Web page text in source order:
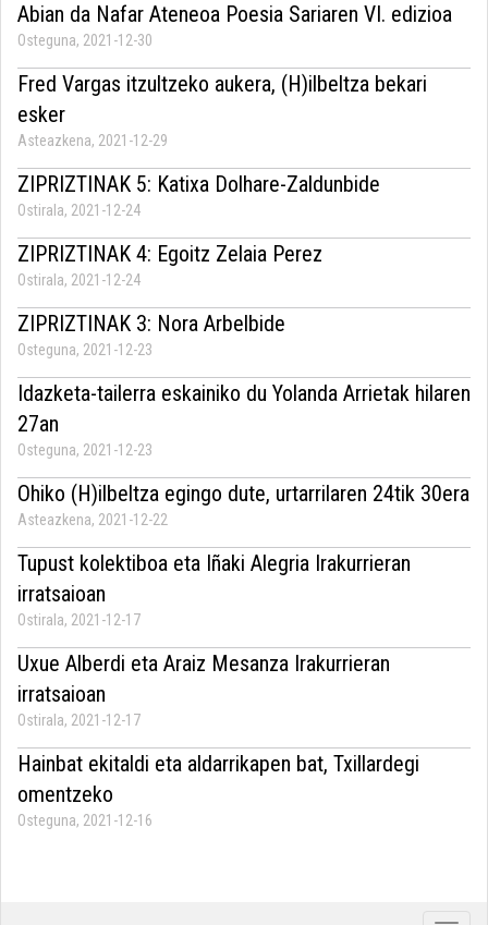
Abian da Nafar Ateneoa Poesia Sariaren VI. edizioa
Osteguna, 2021-12-30
Fred Vargas itzultzeko aukera, (H)ilbeltza bekari
esker
Asteazkena, 2021-12-29
ZIPRIZTINAK 5: Katixa Dolhare-Zaldunbide
Ostirala, 2021-12-24
ZIPRIZTINAK 4: Egoitz Zelaia Perez
Ostirala, 2021-12-24
ZIPRIZTINAK 3: Nora Arbelbide
Osteguna, 2021-12-23
Idazketa-tailerra eskainiko du Yolanda Arrietak hilaren
27an
Osteguna, 2021-12-23
Ohiko (H)ilbeltza egingo dute, urtarrilaren 24tik 30era
Asteazkena, 2021-12-22
Tupust kolektiboa eta Iñaki Alegria Irakurrieran
irratsaioan
Ostirala, 2021-12-17
Uxue Alberdi eta Araiz Mesanza Irakurrieran
irratsaioan
Ostirala, 2021-12-17
Hainbat ekitaldi eta aldarrikapen bat, Txillardegi
omentzeko
Osteguna, 2021-12-16